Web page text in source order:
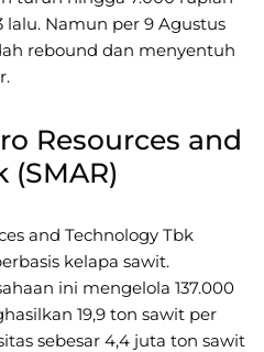
lalu. Namun per 9 Agustus
rebound dan menyentuh
Resources and
(SMAR)
and Technology Tbk
kelapa sawit.
ini mengelola 137.000
19,9 ton sawit per
sebesar 4,4 juta ton sawit